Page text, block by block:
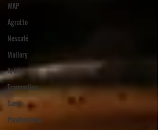
WAP
Agratto
Nescafé
Mallory
Ariete
Tramontina
Saeco
Panificadoras